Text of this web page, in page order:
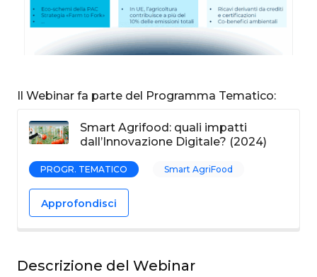
Il Webinar fa parte del Programma Tematico:
Smart Agrifood: quali impatti
dall’Innovazione Digitale? (2024)
PROGR. TEMATICO Smart AgriFood
Approfondisci
Descrizione del Webinar